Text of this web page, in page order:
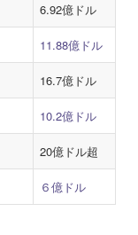
6.92億ドル
11.88億ドル
16.7億ドル
10.2億ドル
20億ドル超
６億ドル